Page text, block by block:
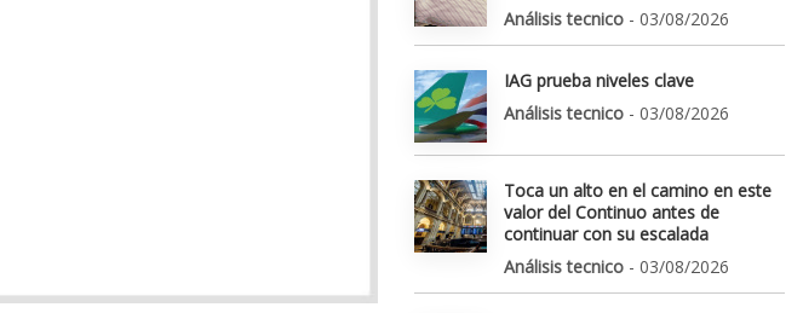
Análisis tecnico - 03/08/2026
IAG prueba niveles clave
Análisis tecnico - 03/08/2026
Toca un alto en el camino en este
valor del Continuo antes de
continuar con su escalada
Análisis tecnico - 03/08/2026